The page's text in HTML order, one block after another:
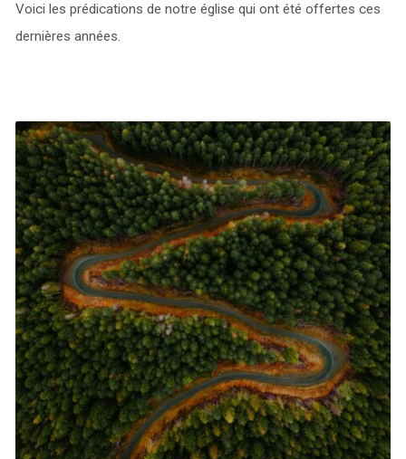
Voici les prédications de notre église qui ont été offertes ces
dernières années.